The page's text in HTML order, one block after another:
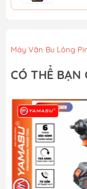
Mũi Vít
49.900₫
Mũi Vít
44.900₫
Máy Vặn Bu Lông
CÓ THỂ BẠN